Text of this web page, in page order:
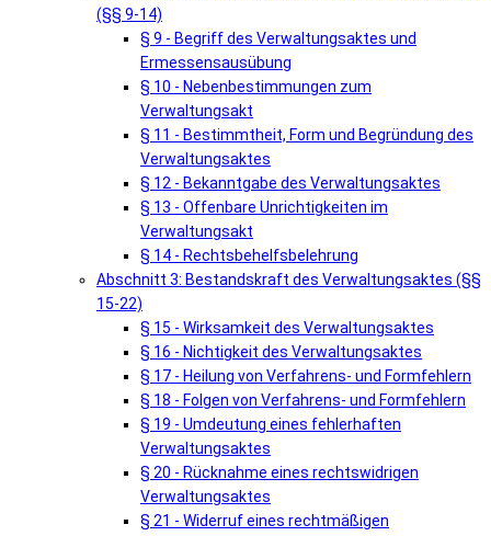
(§§ 9-14)
§ 9 - Begriff des Verwaltungsaktes und
Ermessensausübung
§ 10 - Nebenbestimmungen zum
Verwaltungsakt
§ 11 - Bestimmtheit, Form und Begründung des
Verwaltungsaktes
§ 12 - Bekanntgabe des Verwaltungsaktes
§ 13 - Offenbare Unrichtigkeiten im
Verwaltungsakt
§ 14 - Rechtsbehelfsbelehrung
Abschnitt 3: Bestandskraft des Verwaltungsaktes (§§
15-22)
§ 15 - Wirksamkeit des Verwaltungsaktes
§ 16 - Nichtigkeit des Verwaltungsaktes
§ 17 - Heilung von Verfahrens- und Formfehlern
§ 18 - Folgen von Verfahrens- und Formfehlern
§ 19 - Umdeutung eines fehlerhaften
Verwaltungsaktes
§ 20 - Rücknahme eines rechtswidrigen
Verwaltungsaktes
§ 21 - Widerruf eines rechtmäßigen